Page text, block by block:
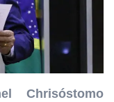
Chrisóstomo